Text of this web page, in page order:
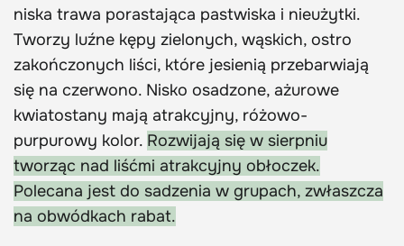
niska trawa porastająca pastwiska i nieużytki.
Tworzy luźne kępy zielonych, wąskich, ostro
zakończonych liści, które jesienią przebarwiają
się na czerwono. Nisko osadzone, ażurowe
kwiatostany mają atrakcyjny, różowo-
purpurowy kolor. Rozwijają się w sierpniu
tworząc nad liśćmi atrakcyjny obłoczek.
Polecana jest do sadzenia w grupach, zwłaszcza
na obwódkach rabat.